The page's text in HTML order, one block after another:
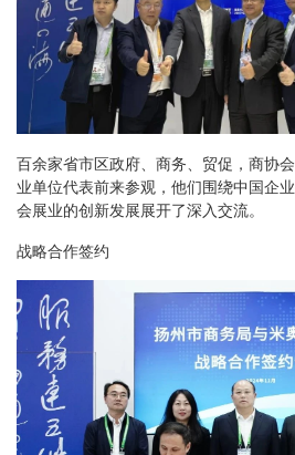
百余家省市区政府、商务、贸促，商协
业单位代表前来参观，他们围绕中国企
会展业的创新发展展开了深入交流。
战略合作签约